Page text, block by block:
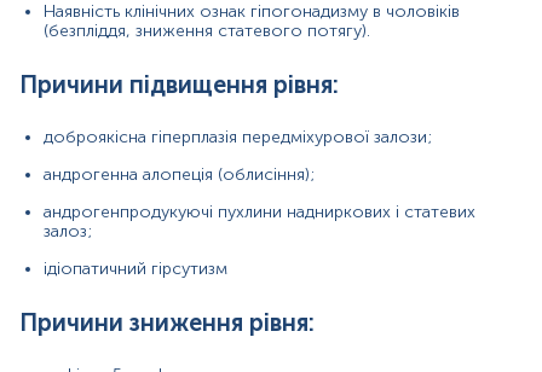
чоловіків 20-89 років: 143-842 пг/мл
жінок 18-50 років: до 596 пг/мл, старше 50 років:
до 431 пг/мл
Матеріал
сироватка крові
Зміст:
Синоніми
Наявність клінічних ознак гіпогонадизму в чоловіків
(безпліддя, зниження статевого потягу).
Причини підвищення рівня:
доброякісна гіперплазія передміхурової залози;
андрогенна алопеція (облисіння);
андрогенпродукуючі пухлини надниркових і статевих
залоз;
ідіопатичний гірсутизм
Причини зниження рівня: